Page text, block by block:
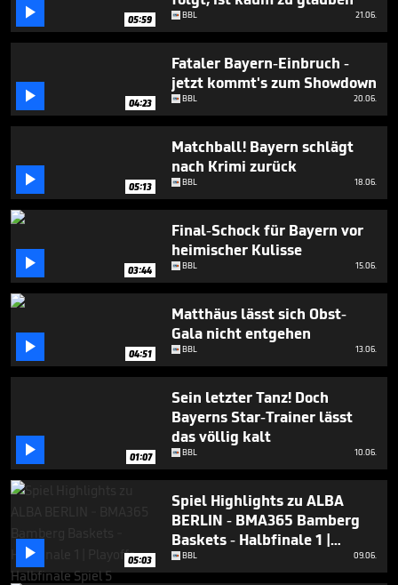
seconds
 05:59 BBL 21.06.
 04:23
Fataler Bayern-Einbruch -
jetzt kommt's zum Showdown
BBL 20.06.
 05:13
Matchball! Bayern schlägt
nach Krimi zurück
BBL 18.06.
 03:44
Final-Schock für Bayern vor
heimischer Kulisse
BBL 15.06.
 04:51
Matthäus lässt sich Obst-
Gala nicht entgehen
BBL 13.06.
 01:07
Sein letzter Tanz! Doch
Bayerns Star-Trainer lässt
das völlig kalt
BBL 10.06.
 05:03
Spiel Highlights zu ALBA
BERLIN - BMA365 Bamberg
Baskets - Halbfinale 1 |
Playoffs – Halbfinale Spiel 5
BBL 09.06.